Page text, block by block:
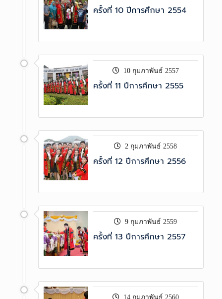
ครั้งที่ 10 ปีการศึกษา 2554
10 กุมภาพันธ์ 2557
ครั้งที่ 11 ปีการศึกษา 2555
2 กุมภาพันธ์ 2558
ครั้งที่ 12 ปีการศึกษา 2556
9 กุมภาพันธ์ 2559
ครั้งที่ 13 ปีการศึกษา 2557
14 กุมภาพันธ์ 2560